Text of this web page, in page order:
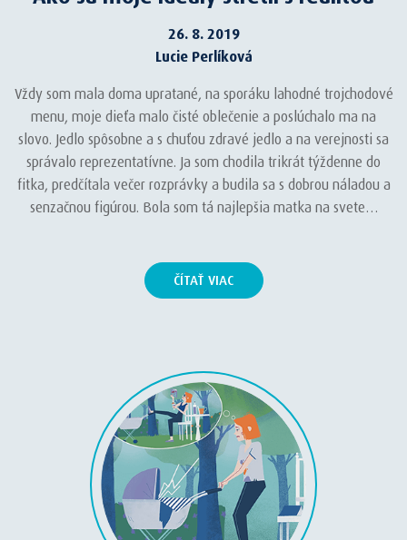
26. 8. 2019
Lucie Perlíková
Vždy som mala doma upratané, na sporáku lahodné trojchodové
menu, moje dieťa malo čisté oblečenie a poslúchalo ma na
slovo. Jedlo spôsobne a s chuťou zdravé jedlo a na verejnosti sa
správalo reprezentatívne. Ja som chodila trikrát týždenne do
fitka, predčítala večer rozprávky a budila sa s dobrou náladou a
senzačnou figúrou. Bola som tá najlepšia matka na svete…
ČÍTAŤ VIAC